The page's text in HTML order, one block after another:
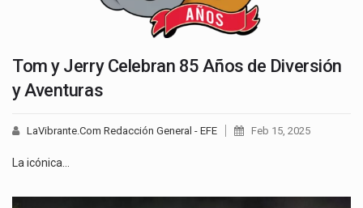
Tom y Jerry Celebran 85 Años de Diversión
y Aventuras
LaVibrante.Com Redacción General - EFE Feb 15, 2025
La icónica…